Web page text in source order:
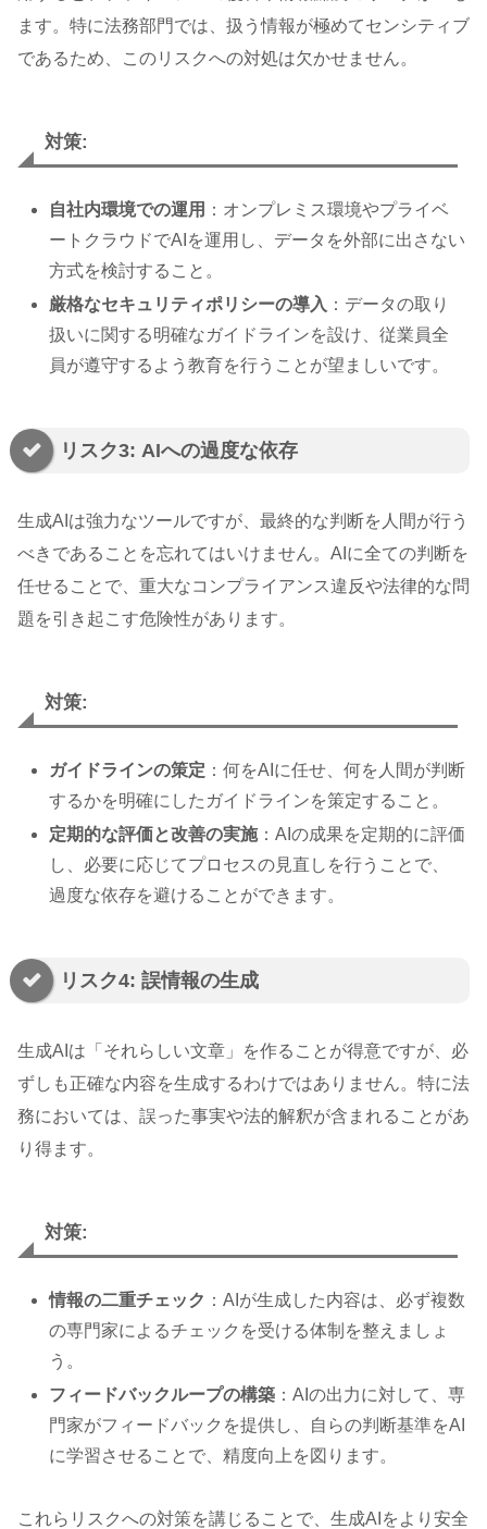
ます。特に法務部門では、扱う情報が極めてセンシティブ
であるため、このリスクへの対処は欠かせません。
対策:
自社内環境での運用 ：オンプレミス環境やプライベ
ートクラウドでAIを運用し、データを外部に出さない
方式を検討すること。
厳格なセキュリティポリシーの導入 ：データの取り
扱いに関する明確なガイドラインを設け、従業員全
員が遵守するよう教育を行うことが望ましいです。
リスク3: AIへの過度な依存
生成AIは強力なツールですが、最終的な判断を人間が行う
べきであることを忘れてはいけません。AIに全ての判断を
任せることで、重大なコンプライアンス違反や法律的な問
題を引き起こす危険性があります。
対策:
ガイドラインの策定 ：何をAIに任せ、何を人間が判断
するかを明確にしたガイドラインを策定すること。
定期的な評価と改善の実施：AIの成果を定期的に評価
し、必要に応じてプロセスの見直しを行うことで、
過度な依存を避けることができます。
リスク4: 誤情報の生成
生成AIは「それらしい文章」を作ることが得意ですが、必
ずしも正確な内容を生成するわけではありません。特に法
務においては、誤った事実や法的解釈が含まれることがあ
り得ます。
対策:
情報の二重チェック ：AIが生成した内容は、必ず複数
の専門家によるチェックを受ける体制を整えましょ
う。
フィードバックループの構築 ：AIの出力に対して、専
門家がフィードバックを提供し、自らの判断基準をAI
に学習させることで、精度向上を図ります。
これらリスクへの対策を講じることで、生成AIをより安全